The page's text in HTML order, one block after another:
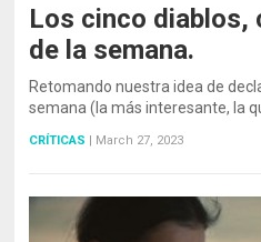
Los cinco diablos,
de la semana.
Retomando nuestra idea de
semana (la más interesante, la
CRÍTICAS | March 27, 2023